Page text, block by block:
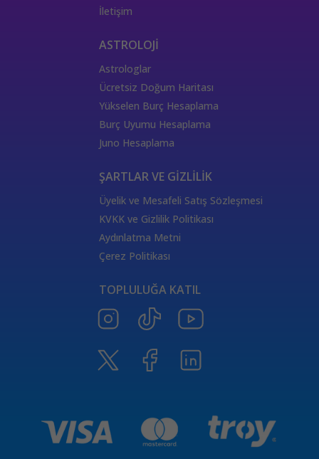
İletişim
ASTROLOJİ
Astrologlar
Ücretsiz Doğum Haritası
Yükselen Burç Hesaplama
Burç Uyumu Hesaplama
Juno Hesaplama
ŞARTLAR VE GİZLİLİK
Üyelik ve Mesafeli Satış Sözleşmesi
KVKK ve Gizlilik Politikası
Aydınlatma Metni
Çerez Politikası
TOPLULUĞA KATIL